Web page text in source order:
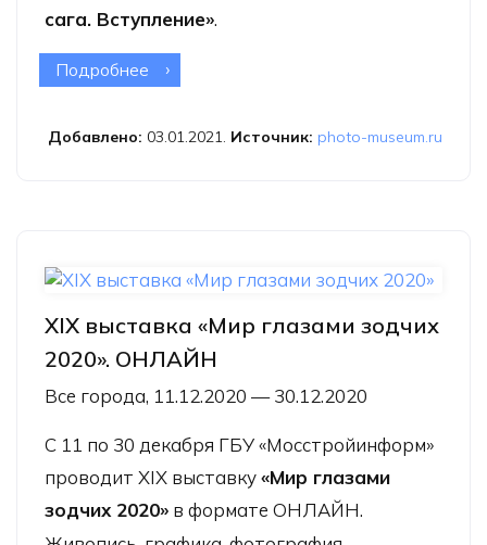
сага. Вступление».
Подробнее о Онлайн-выставка «Чукотка.
Добавлено: 03.01.2021. Источник: photo-museum.ru
XIX выставка «Мир глазами зодчих
2020». ОНЛАЙН
Все города, 11.12.2020 — 30.12.2020
С 11 по 30 декабря ГБУ «Мосстройинформ»
проводит XIX выставку«Мир глазами
зодчих 2020» в формате ОНЛАЙН.